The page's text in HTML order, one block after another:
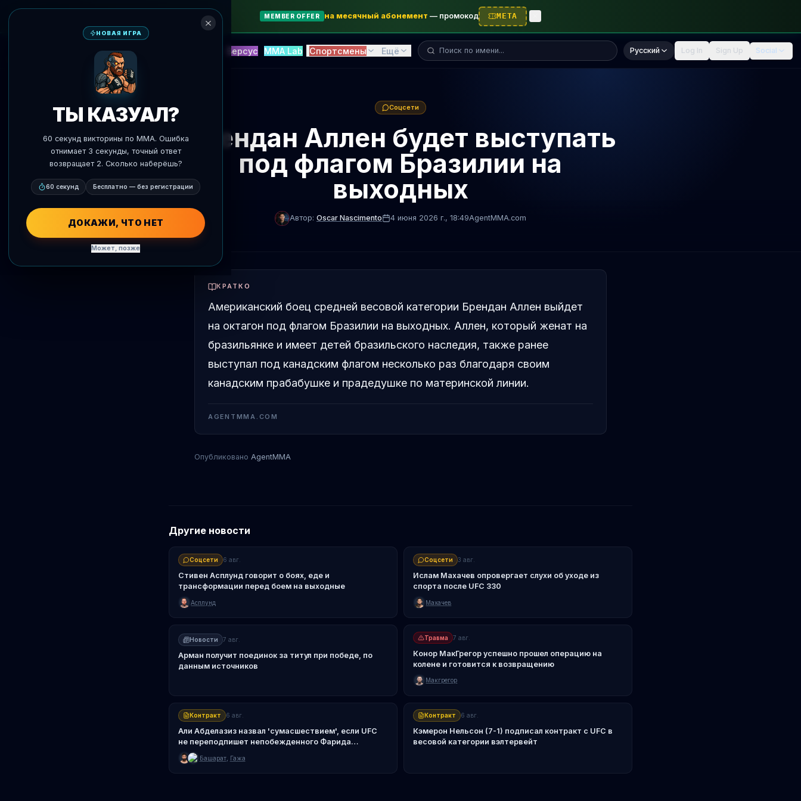
MEMBER OFFER на месячный абонемент — промокод META
ИИ Прогнозы Блиц Версус MMA Lab Спортсмены Ещё Поиск бойца... Русский Log In Sign Up Social
Соцсети
Брендан Аллен будет выступать
под флагом Бразилии на
выходных
Автор: Oscar Nascimento 4 июня 2026 г., 18:49AgentMMA.com
КРАТКО
Американский боец средней весовой категории Брендан Аллен выйдет
на октагон под флагом Бразилии на выходных. Аллен, который женат на
бразильянке и имеет детей бразильского наследия, также ранее
выступал под канадским флагом несколько раз благодаря своим
канадским прабабушке и прадедушке по материнской линии.
AGENTMMA.COM
Опубликовано AgentMMA
Другие новости
Соцсети 6 авг.
Стивен Асплунд говорит о боях, еде и
трансформации перед боем на выходные
Асплунд
Соцсети 3 авг.
Ислам Махачев опровергает слухи об уходе из
спорта после UFC 330
Махачев
Новости 7 авг.
Арман получит поединок за титул при победе, по
данным источников
Травма 7 авг.
Конор МакГрегор успешно прошел операцию на
колене и готовится к возвращению
Макгрегор
Контракт 6 авг.
Али Абделазиз назвал 'сумасшествием', если UFC
не переподпишет непобежденного Фарида
Башарата
Башарат, Гажа
Контракт 6 авг.
Кэмерон Нельсон (7-1) подписал контракт с UFC в
весовой категории вэлтервейт
НОВАЯ ИГРА
ТЫ КАЗУАЛ?
60 секунд викторины по MMA. Ошибка
отнимает 3 секунды, точный ответ
возвращает 2. Сколько наберёшь?
60 секунд Бесплатно — без регистрации
ДОКАЖИ, ЧТО НЕТ
Может, позже